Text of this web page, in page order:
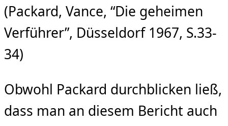
(Packard, Vance, “Die geheimen
Verführer”, Düsseldorf 1967, S.33-
34)
Obwohl Packard durchblicken ließ,
dass man an diesem Bericht auch